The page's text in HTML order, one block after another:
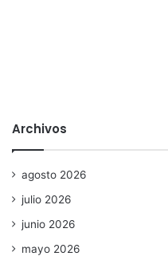
Archivos
agosto 2026
julio 2026
junio 2026
mayo 2026